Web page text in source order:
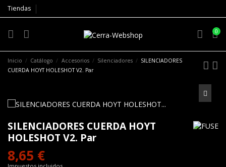
Tiendas
0
Inicio Catálogo Accesorios Silenciadores
SILENCIADORES
CUERDA HOYT HOLESHOT V2. Par
SILENCIADORES CUERDA HOYT
HOLESHOT V2. Par
8,65 €